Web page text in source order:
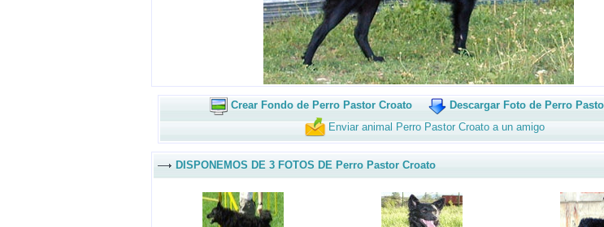
Crear Fondo de Perro Pastor Croato
Descargar Foto de Perro
Enviar animal Perro Pastor Croato a un amigo
DISPONEMOS DE 3 FOTOS DE Perro Pastor Croato